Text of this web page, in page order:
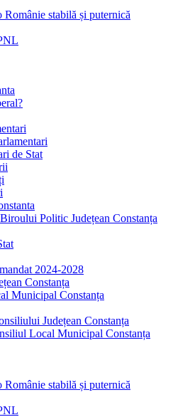
stabilă și puternică
de Stat
Politic Județean Constanța
2024-2028
Constanța
Municipal Constanța
Județean Constanța
Local Municipal Constanța
stabilă și puternică